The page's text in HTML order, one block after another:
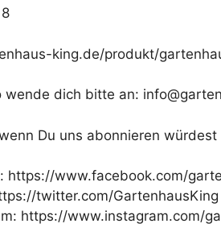
king.de/produkt/
wende dich bitte an:
Du uns abonnieren
https://www.facebook.com/
twitter.com/GartenhausKing
https://www.instagram.com/